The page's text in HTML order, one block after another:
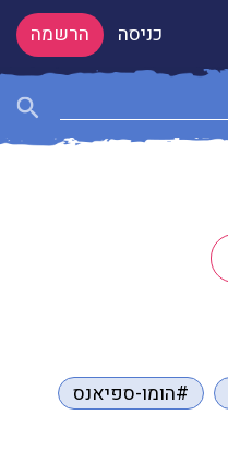
כניסה הרשמה
#הומו-ספיאנס